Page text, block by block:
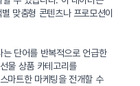
맞춤형 콘텐츠나 프로모션이
는 단어를 반복적으로 언급한
물 상품 카테고리를
마트한 마케팅을 전개할 수